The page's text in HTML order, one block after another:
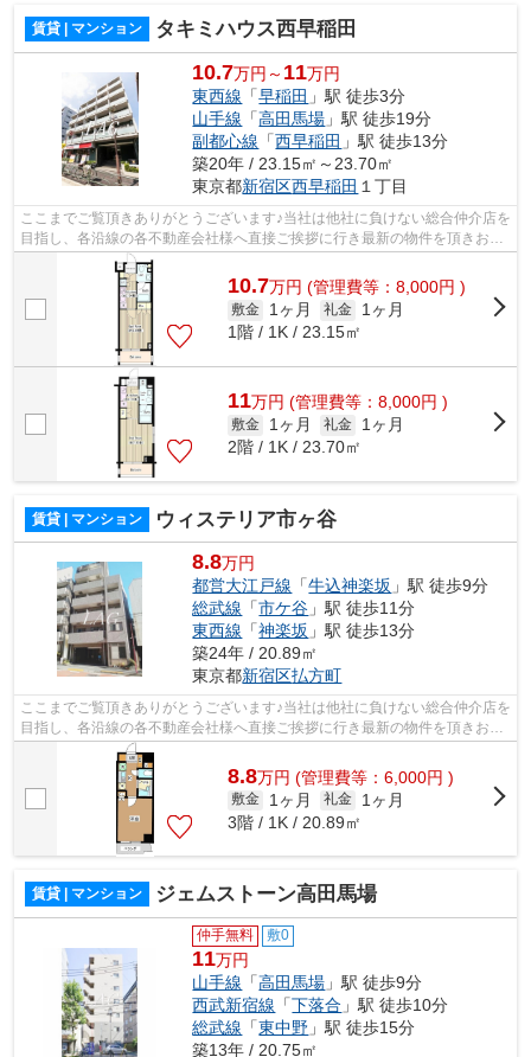
賃貸 | マンション タキミハウス西早稲田
10.7万円～ 11万円
東西線 「早稲田 」駅 徒歩3分
山手線 「高田馬場 」駅 徒歩19分
副都心線 「西早稲田 」駅 徒歩13分
築20年 / 23.15㎡～23.70㎡
東京都新宿区西早稲田 １丁目
ここまでご覧頂きありがとうございます♪当社は他社に負けない総合仲介店を
目指し、各沿線の各不動産会社様へ直接ご挨拶に行き最新の物件を頂きお客
様へ提供しております！最新の情報は...
10.7万円 (管理費等：8,000円 )
敷金 1ヶ月 礼金
1ヶ月
1階 / 1K / 23.15㎡
11万円 (管理費等：8,000円 )
敷金 1ヶ月 礼金
1ヶ月
2階 / 1K / 23.70㎡
賃貸 | マンション ウィステリア市ヶ谷
8.8万円
都営大江戸線 「牛込神楽坂 」駅 徒歩9分
総武線 「市ケ谷 」駅 徒歩11分
東西線 「神楽坂 」駅 徒歩13分
築24年 / 20.89㎡
東京都新宿区払方町
ここまでご覧頂きありがとうございます♪当社は他社に負けない総合仲介店を
目指し、各沿線の各不動産会社様へ直接ご挨拶に行き最新の物件を頂きお客
様へ提供しております！最新の情報は...
8.8万円 (管理費等：6,000円 )
敷金 1ヶ月 礼金
1ヶ月
3階 / 1K / 20.89㎡
賃貸 | マンション ジェムストーン高田馬場
仲手無料 敷0
11万円
山手線 「高田馬場 」駅 徒歩9分
西武新宿線 「下落合 」駅 徒歩10分
総武線 「東中野 」駅 徒歩15分
築13年 / 20.75㎡